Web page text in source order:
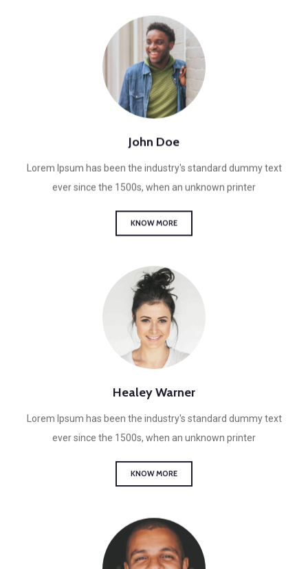
ever since the 1500s, when an unknown printer
KNOW MORE
Healey Warner
Lorem Ipsum has been the industry's standard dummy text
ever since the 1500s, when an unknown printer